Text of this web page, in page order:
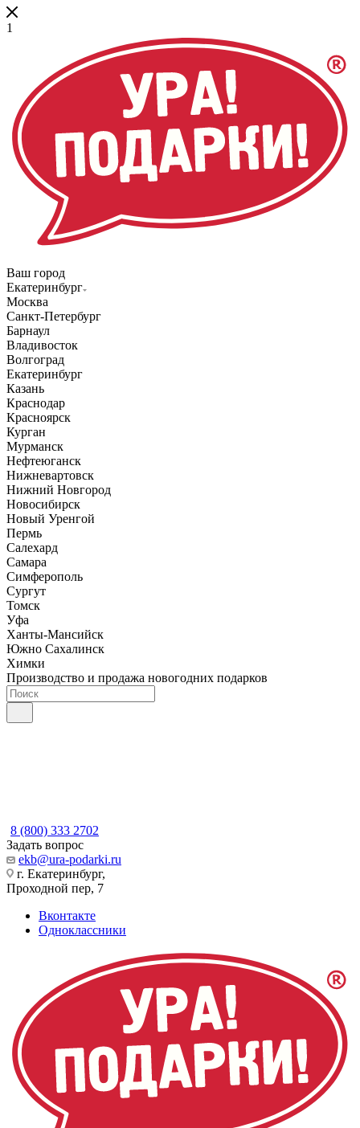
1
Ваш город
Екатеринбург
Москва
Санкт-Петербург
Барнаул
Владивосток
Волгоград
Екатеринбург
Казань
Краснодар
Красноярск
Курган
Мурманск
Нефтеюганск
Нижневартовск
Нижний Новгород
Новосибирск
Новый Уренгой
Пермь
Салехард
Самара
Симферополь
Сургут
Томск
Уфа
Ханты-Мансийск
Южно Сахалинск
Химки
Производство и продажа новогодних подарков
8 (800) 333 2702
Задать вопрос
ekb@ura-podarki.ru
г. Екатеринбург,
Проходной пер, 7
Вконтакте
Одноклассники